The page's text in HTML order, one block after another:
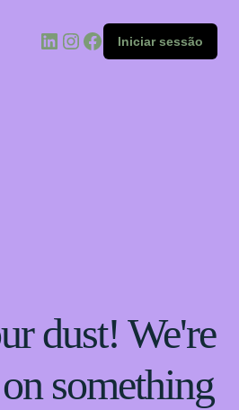
Iniciar sessão
dust! We're
something